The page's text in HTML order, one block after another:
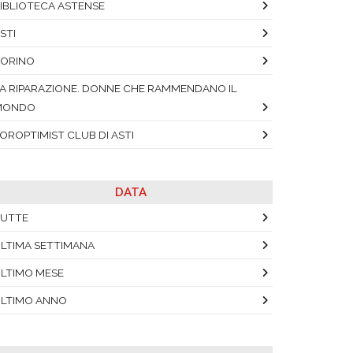
ASTENSE
RIPARAZIONE. DONNE CHE RAMMENDANO IL
CLUB DI ASTI
DATA
SETTIMANA
MESE
ANNO